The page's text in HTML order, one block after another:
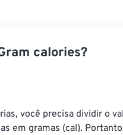
calories?
você precisa dividir o
em gramas (cal).